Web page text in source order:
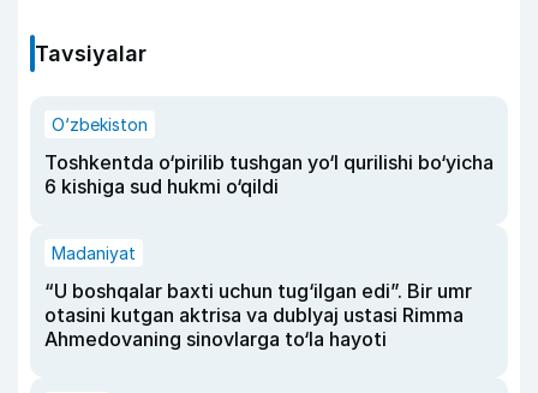
Tavsiyalar
O‘zbekiston
Toshkentda o‘pirilib tushgan yo‘l qurilishi bo‘yicha
6 kishiga sud hukmi o‘qildi
Madaniyat
“U boshqalar baxti uchun tug‘ilgan edi”. Bir umr
otasini kutgan aktrisa va dublyaj ustasi Rimma
Ahmedovaning sinovlarga to‘la hayoti